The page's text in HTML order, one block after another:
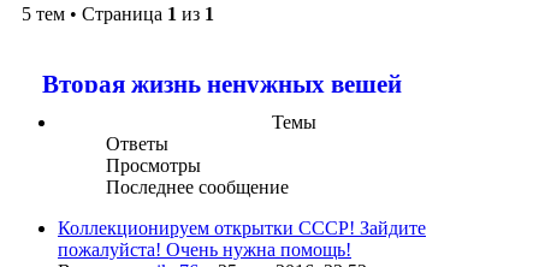
5 тем • Страница 1 из 1
Вторая жизнь ненужных вещей
Темы
Ответы
Просмотры
Последнее сообщение
Коллекционируем открытки СССР! Зайдите
пожалуйста! Очень нужна помощь!